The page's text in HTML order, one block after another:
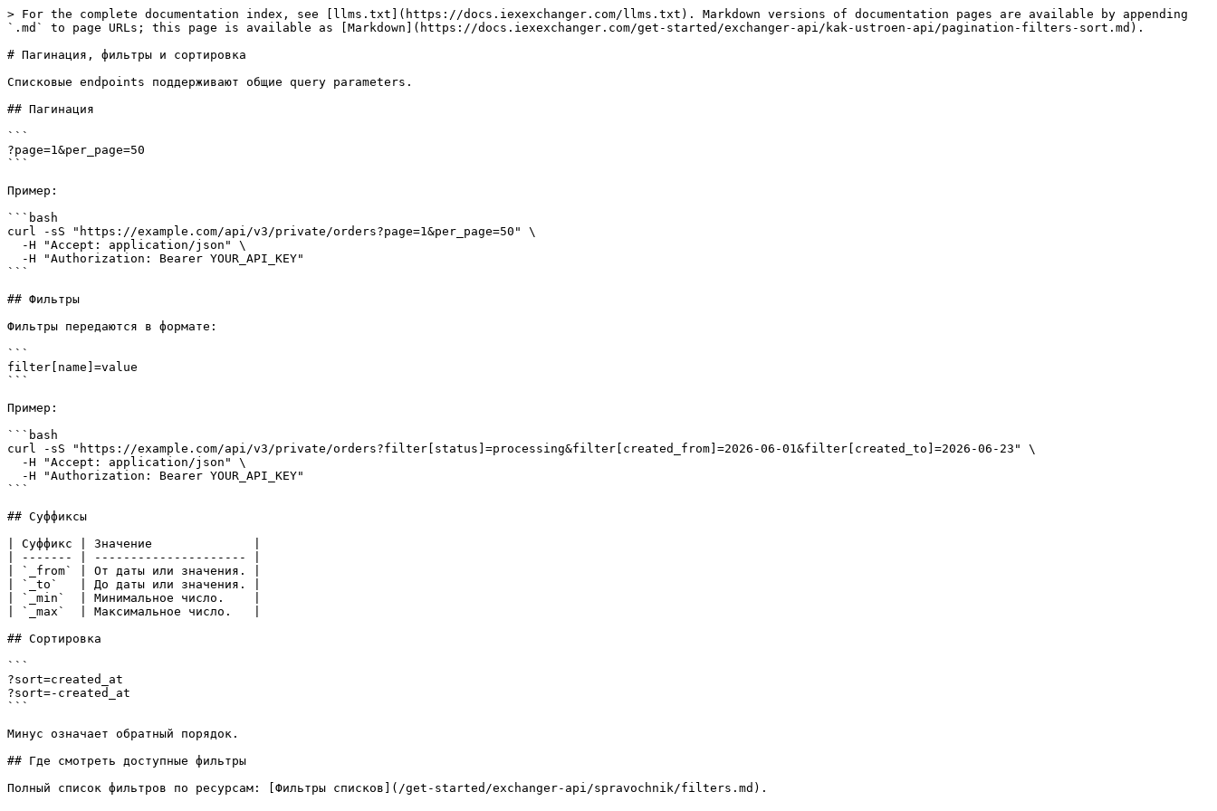
> For the complete documentation index, see [llms.txt](https://docs.iexexchanger.com/llms.txt). Markdown versions of documentation pages are available by appending
`.md` to page URLs; this page is available as [Markdown](https://docs.iexexchanger.com/get-started/exchanger-api/kak-ustroen-api/pagination-filters-sort.md).
# Пагинация, фильтры и сортировка
Списковые endpoints поддерживают общие query parameters.
## Пагинация
```
?page=1&per_page=50
```
Пример:
```bash
curl -sS "https://example.com/api/v3/private/orders?page=1&per_page=50" \
```
## Фильтры
Фильтры передаются в формате:
```
filter[name]=value
```
Пример:
```bash
curl -sS "https://example.com/api/v3/private/orders?filter[status]=processing&filter[created_from]=2026-06-01&filter[created_to]=2026-06-23" \
```
## Суффиксы
| Суффикс | Значение              |
| ------- | --------------------- |
| `_from` | От даты или значения. |
| `_to`   | До даты или значения. |
| `_min`  | Минимальное число.    |
| `_max`  | Максимальное число.   |
## Сортировка
```
?sort=created_at
?sort=-created_at
```
Минус означает обратный порядок.
## Где смотреть доступные фильтры
Полный список фильтров по ресурсам: [Фильтры списков](/get-started/exchanger-api/spravochnik/filters.md).